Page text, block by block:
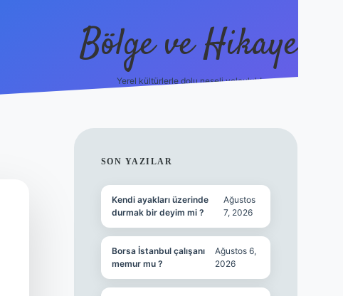
Bölge ve Hikaye
Yerel kültürlerle dolu neşeli yolculuk!
SIDEBAR
SON YAZILAR
Kendi ayakları üzerinde
durmak bir deyim mi ?
Ağustos
7, 2026
Borsa İstanbul çalışanı
memur mu ?
Ağustos 6,
2026
grand opera